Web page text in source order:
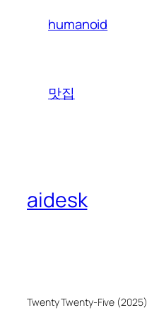
humanoid
맛집
aidesk
Twenty Twenty-Five (2025)